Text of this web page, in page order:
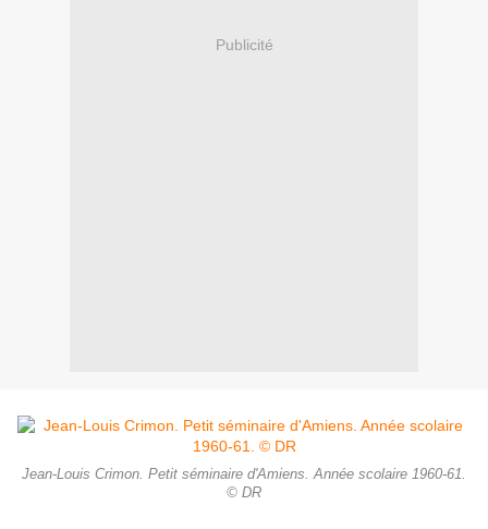
Publicité
Jean-Louis Crimon. Petit séminaire d'Amiens. Année scolaire 1960-61.
© DR